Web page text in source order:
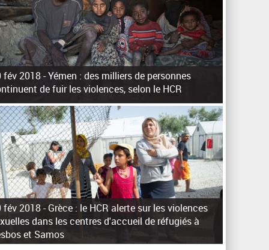
h
e
r
c
h
efév 2018 -Yémen : des milliers de personnes
de fuir les violences, selon le HCR
fév 2018 -Grèce : le HCR alerte sur les violences
dans les centres d'accueil de réfugiés à
et Samos